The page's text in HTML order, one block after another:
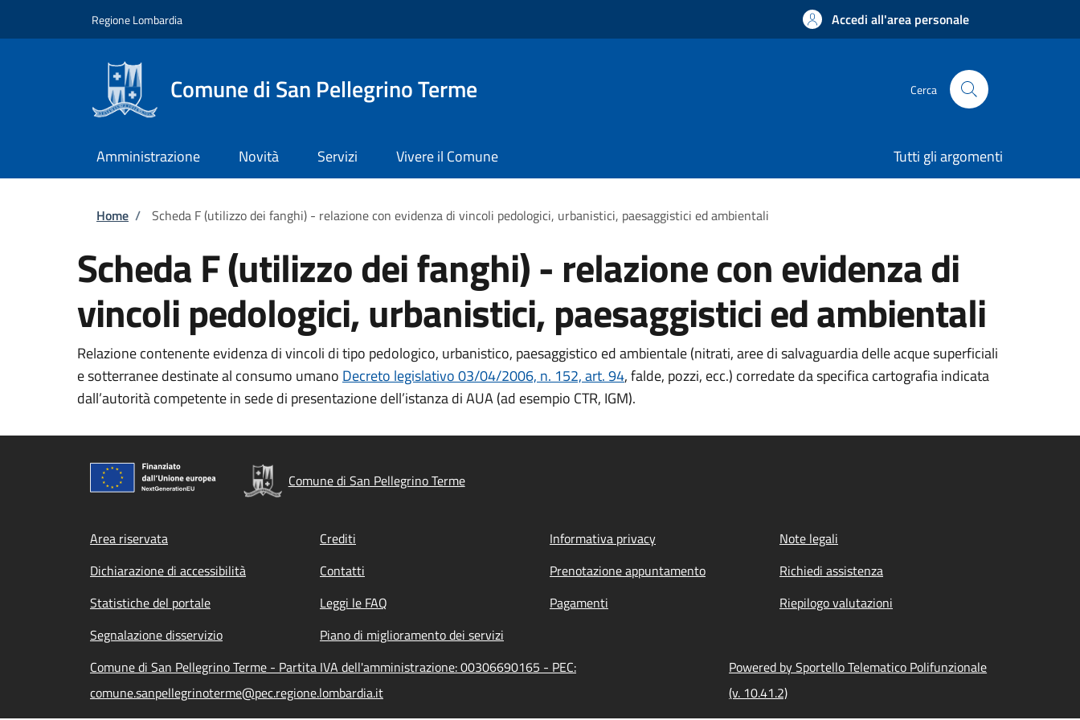
Regione Lombardia Accedi all'area personale
Comune di San Pellegrino Terme Cerca
Amministrazione Novità Servizi Vivere il Comune Tutti gli argomenti
Briciole di pane
Home / Scheda F (utilizzo dei fanghi) - relazione con evidenza di vincoli pedologici, urbanistici, paesaggistici ed ambientali
Scheda F (utilizzo dei fanghi) - relazione con evidenza di
vincoli pedologici, urbanistici, paesaggistici ed ambientali
Relazione contenente evidenza di vincoli di tipo pedologico, urbanistico, paesaggistico ed ambientale (nitrati, aree disalvaguardia delle acque superficiali
e sotterranee destinate al consumo umano Decreto legislativo 03/04/2006, n. 152, art. 94, falde, pozzi, ecc.) corredate da specifica cartografia indicata
dall’autorità competente in sede di presentazione dell’istanza di AUA (ad esempio CTR, IGM).
Comune di San Pellegrino Terme
Footer menu
Area riservata Crediti Informativa privacy
Note legali
Dichiarazione di accessibilità
Contatti Prenotazione appuntamento
Richiedi assistenza
Statistiche del portale
Leggi le FAQ Pagamenti
Riepilogo valutazioni
Segnalazione disservizio
Piano di miglioramento dei servizi
Comune di San Pellegrino Terme - Partita IVA dell'amministrazione: 00306690165 - PEC:
comune.sanpellegrinoterme@pec.regione.lombardia.it
Powered by Sportello Telematico Polifunzionale
(v. 10.41.2)